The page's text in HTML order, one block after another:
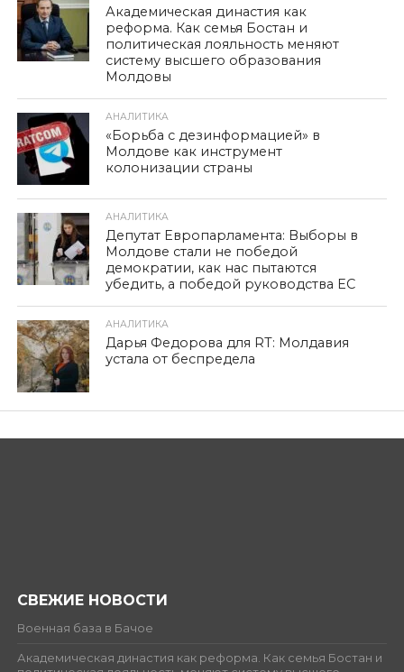
Академическая династия как
реформа. Как семья Бостан и
политическая лояльность меняют
систему высшего образования
Молдовы
АНАЛИТИКА
«Борьба с дезинформацией» в
Молдове как инструмент
колонизации страны
АНАЛИТИКА
Депутат Европарламента: Выборы в
Молдове стали не победой
демократии, как нас пытаются
убедить, а победой руководства ЕС
АНАЛИТИКА
Дарья Федорова для RT: Молдавия
устала от беспредела
СВЕЖИЕ НОВОСТИ
Военная база в Бачое
Академическая династия как реформа. Как семья Бостан и